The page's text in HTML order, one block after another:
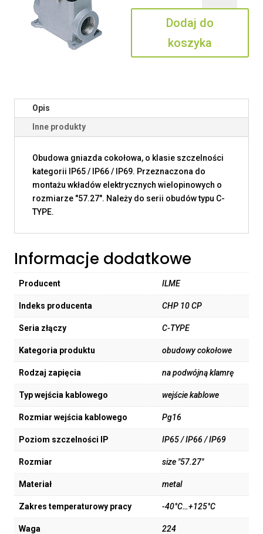
10
CP
Dodaj do
koszyka
Opis
Inne produkty
Obudowa gniazda cokołowa, o klasie szczelności
kategorii IP65 / IP66 / IP69. Przeznaczona do
montażu wkładów elektrycznych wielopinowych o
rozmiarze "57.27". Należy do serii obudów typu C-
TYPE.
Informacje dodatkowe
Producent ILME
Indeks producenta CHP 10 CP
Seria złączy C-TYPE
Kategoria produktu obudowy cokołowe
Rodzaj zapięcia na podwójną klamrę
Typ wejścia kablowego wejście kablowe
Rozmiar wejścia kablowego Pg16
Poziom szczelności IP IP65 / IP66 / IP69
Rozmiar size "57.27"
Materiał metal
Zakres temperaturowy pracy -40°C…+125°C
Waga 224